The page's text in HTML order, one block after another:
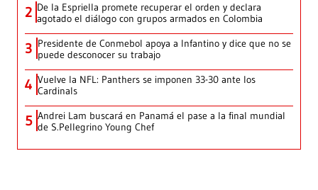
2 De la Espriella promete recuperar el orden y declara
agotado el diálogo con grupos armados en Colombia
3 Presidente de Conmebol apoya a Infantino y dice que no se
puede desconocer su trabajo
4 Vuelve la NFL: Panthers se imponen 33-30 ante los
Cardinals
5 Andrei Lam buscará en Panamá el pase a la final mundial
de S.Pellegrino Young Chef